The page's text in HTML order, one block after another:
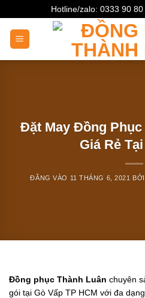
dung
Hotline/zalo: 0333 90
Đặt May Đồng Phục
Giá Rẻ
ĐĂNG VÀO 11 THÁNG 6, 2021
Đồng phục Thành Luân chuyên
gói tại Gò Vấp TP HCM với đa